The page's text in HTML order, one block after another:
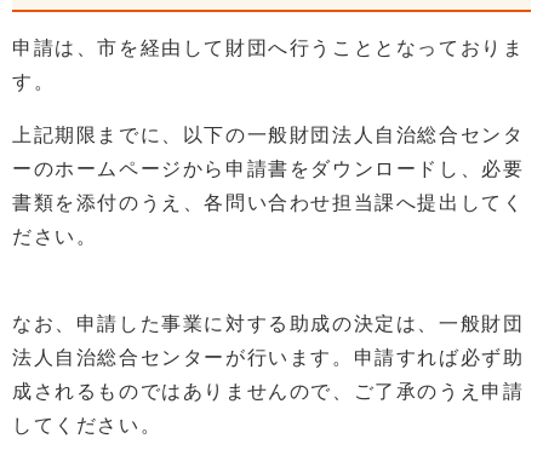
申請は、市を経由して財団へ行うこととなっておりま
す。
上記期限までに、以下の一般財団法人自治総合センタ
ーのホームページから申請書をダウンロードし、必要
書類を添付のうえ、各問い合わせ担当課へ提出してく
ださい。
なお、申請した事業に対する助成の決定は、一般財団
法人自治総合センターが行います。申請すれば必ず助
成されるものではありませんので、ご了承のうえ申請
してください。